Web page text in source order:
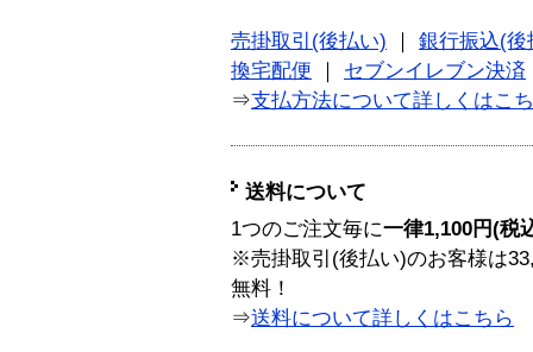
売掛取引(後払い)
銀行振込(後
換宅配便
セブンイレブン決済
⇒支払方法について詳しくはこ
送料について
1つのご注文毎に一律1,100円(税
※売掛取引(後払い)のお客様は
無料！
⇒送料について詳しくはこちら